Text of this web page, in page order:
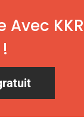
Avec KKR